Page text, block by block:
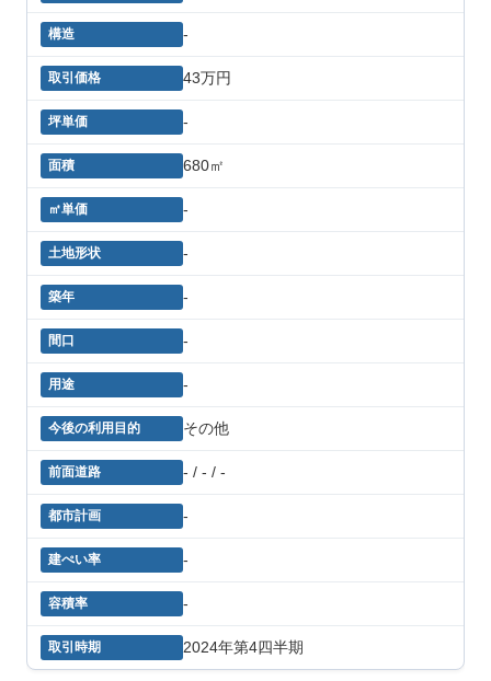
-
43万円
-
680㎡
-
-
-
-
-
その他
- / - / -
-
-
-
2024年第4四半期